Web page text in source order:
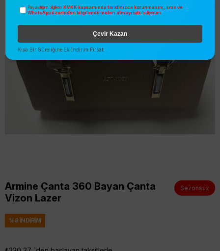
Armine Çanta 360 Bayan Çanta
Vizon Lazer
Sezonsuz
%8 İNDIRIM
Paylaştığım bilgilerin KVKK kapsamında tarafınızca korunmasını, sms ve
WhatsApp üzerinden bilgilendirmeleri almayı kabul ediyorum.
Çevir Kazan
Kısa Bir Süreliğine Ek İndirim Fırsatı